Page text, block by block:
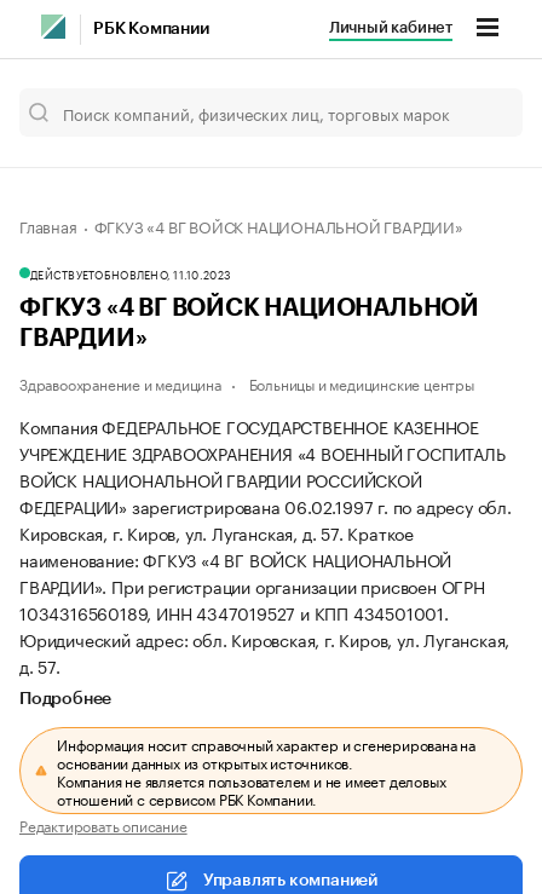
РБК Компании Личный кабинет
Главная ФГКУЗ «4 ВГ ВОЙСК НАЦИОНАЛЬНОЙ ГВАРДИИ»
ДЕЙСТВУЕТОБНОВЛЕНО, 11.10.2023
ФГКУЗ «4 ВГ ВОЙСК НАЦИОНАЛЬНОЙ
ГВАРДИИ»
Здравоохранение и медицина Больницы и медицинские центры
Компания ФЕДЕРАЛЬНОЕ ГОСУДАРСТВЕННОЕ КАЗЕННОЕ
УЧРЕЖДЕНИЕ ЗДРАВООХРАНЕНИЯ «4 ВОЕННЫЙ ГОСПИТАЛЬ
ВОЙСК НАЦИОНАЛЬНОЙ ГВАРДИИ РОССИЙСКОЙ
ФЕДЕРАЦИИ» зарегистрирована 06.02.1997 г. по адресу обл.
Кировская, г. Киров, ул. Луганская, д. 57. Краткое
наименование: ФГКУЗ «4 ВГ ВОЙСК НАЦИОНАЛЬНОЙ
ГВАРДИИ». При регистрации организации присвоен ОГРН
1034316560189, ИНН 4347019527 и КПП 434501001.
Юридический адрес: обл. Кировская, г. Киров, ул. Луганская,
д. 57.
Подробнее
Информация носит справочный характер и сгенерирована на
основании данных из открытых источников.
Компания не является пользователем и не имеет деловых
отношений с сервисом РБК Компании.
Редактировать описание
Управлять компанией